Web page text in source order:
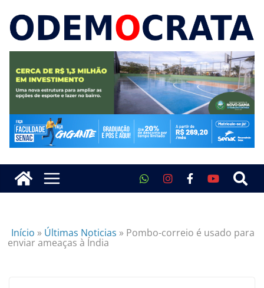
Início » Últimas Noticias » Pombo-correio é usado para
enviar ameaças à Índia